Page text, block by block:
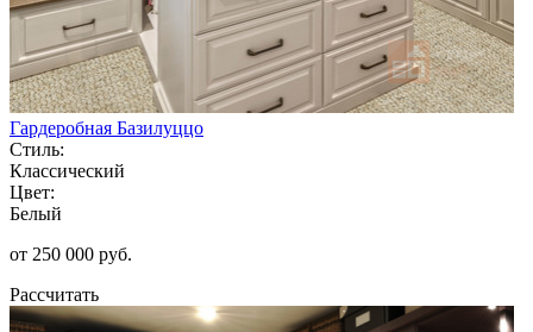
Гардеробная Базилуццо
Стиль:
Классический
Цвет:
Белый
от 250 000 руб.
Рассчитать